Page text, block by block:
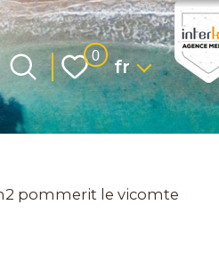
0 Langue
fr
pommerit le vicomte